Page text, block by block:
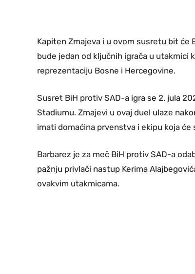
Kapiten Zmajeva i u ovom susretu bit će
bude jedan od ključnih igrača u utakmici
reprezentaciju Bosne i Hercegovine.
Susret BiH protiv SAD-a igra se 2. jula
Stadiumu. Zmajevi u ovaj duel ulaze
imati domaćina prvenstva i ekipu koja
Barbarez je za meč BiH protiv SAD-a
pažnju privlači nastup Kerima
ovakvim utakmicama.